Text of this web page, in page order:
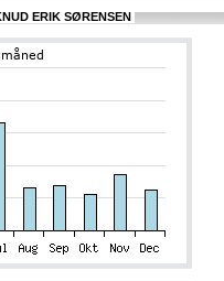
ERIK SØRENSEN